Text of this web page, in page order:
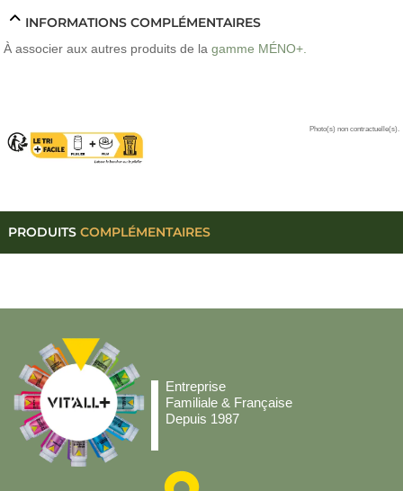
INFORMATIONS COMPLÉMENTAIRES
À associer aux autres produits de lagamme MÉNO+.
Photo(s) non contractuelle(s).
PRODUITS COMPLÉMENTAIRES
Entreprise
Familiale & Française
Depuis 1987